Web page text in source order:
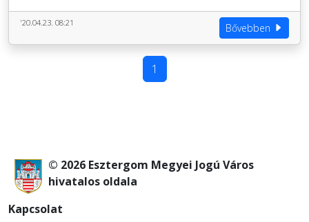
'20.04.23. 08:21 Bővebben
1
© 2026 Esztergom Megyei Jogú Város
hivatalos oldala
Kapcsolat